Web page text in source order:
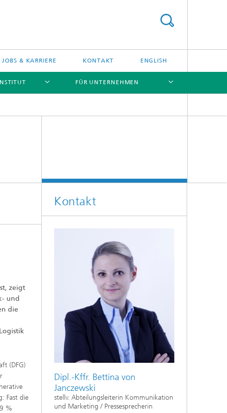
JOBS & KARRIERE KONTAKT ENGLISH
FÜR UNTERNEHMEN
zeigt
und
die
(DFG)
Fast die
%
Kontakt
Dipl.-Kffr. Bettina von
Janczewski
stellv. Abteilungsleiterin Kommunikation
und Marketing / Pressesprecherin